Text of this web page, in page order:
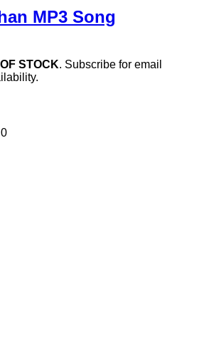
MP3 Song
STOCK. Subscribe for email
0